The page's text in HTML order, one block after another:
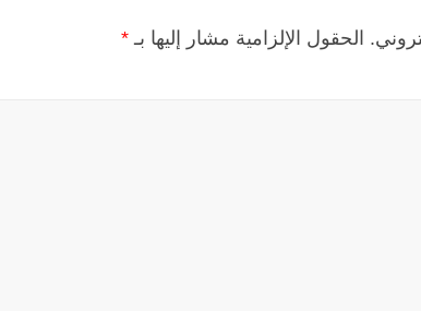
الحقول الإلزامية مشار إليها بـ *